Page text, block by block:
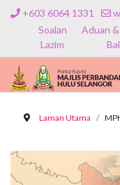
+603 6064 1331
Soalan
Lazim
Aduan
Laman Utama